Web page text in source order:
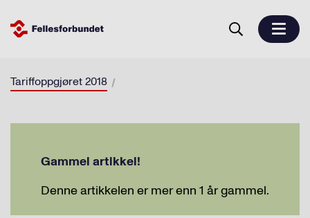
Tariffoppgjøret 2018
Gammel artikkel!
Denne artikkelen er mer enn 1 år gammel.